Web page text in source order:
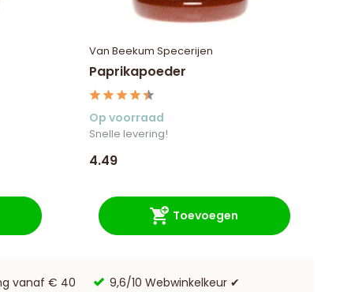
Van Beekum Specerijen
Paprikapoeder
Op voorraad
Snelle levering!
4.49
Toevoegen
vanaf € 40 9,6/10 Webwinkelkeur ✔